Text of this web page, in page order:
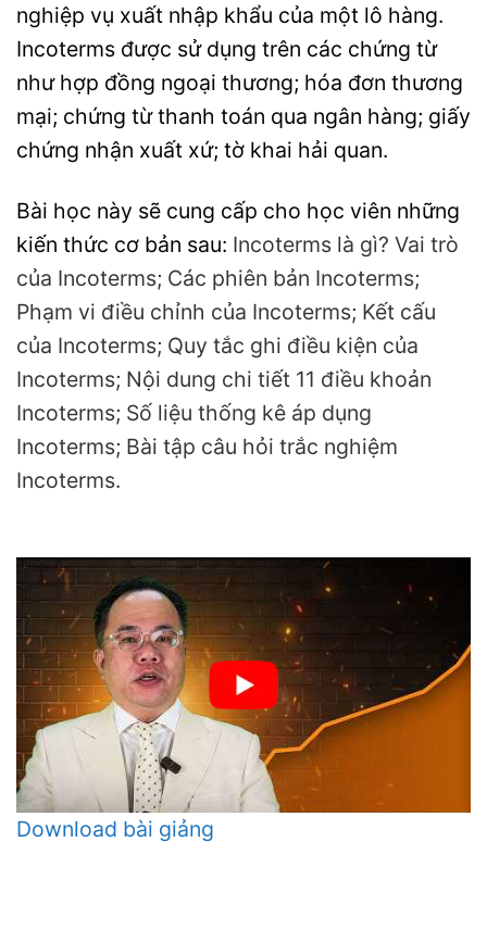
nghiệp vụ xuất nhập khẩu của một lô hàng.
Incoterms được sử dụng trên các chứng từ
như hợp đồng ngoại thương; hóa đơn thương
mại; chứng từ thanh toán qua ngân hàng; giấy
chứng nhận xuất xứ; tờ khai hải quan.
Bài học này sẽ cung cấp cho học viên những
kiến thức cơ bản sau: Incoterms là gì? Vai trò
của Incoterms; Các phiên bản Incoterms;
Phạm vi điều chỉnh của Incoterms; Kết cấu
của Incoterms; Quy tắc ghi điều kiện của
Incoterms; Nội dung chi tiết 11 điều khoản
Incoterms; Số liệu thống kê áp dụng
Incoterms; Bài tập câu hỏi trắc nghiệm
Incoterms.
Download bài giảng